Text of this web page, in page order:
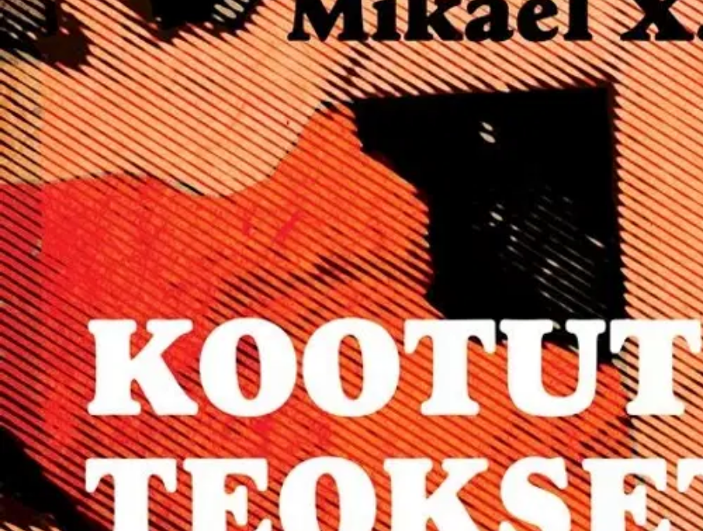
Etu ei koske Suuri‑lisäpalvelulla toimitettavia tuotteita.
Tarkista myymäläsaatavuus
Ei saatavilla
Tuotekuvaus
Mikael X. Messi on Turun visvainen lahja suomalaiselle kirjallisuudelle. Messi yhdistää kirjoissaan Arto Salmisen, James Ellroyn ja
Suomi-kvartetiksi nimetyn teossarjan osissa liikutaan Turun ja lähiseutujen maisemissa, Lausteelta Mynämotellille, Maskun Rivieralta
saatavilla.Neljä alun perin omakustanteena julkaistua romaania julkaistaan nyt yksissä kansissa editoituna ja Jussi K. Niemelän esipuheen
henkilöllisyytensä.
Näytä lisää tuotekuvausta
Ominaisuudet
Oletko tyytyväinen tuotetietoihin?
Ovatko tuotetiedot riittävät? Jos tuotetiedoissa on puutteita tai niitä voisi muuten parantaa, anna palautetta.